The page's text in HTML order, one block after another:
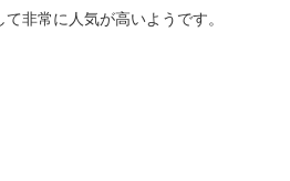
非常に人気が高いようです。